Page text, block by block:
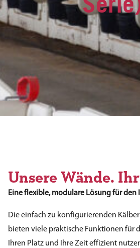
Unsere Wände.
Eine flexible, modulare Lösung für den
Die einfach zu konfigurierenden
bieten viele praktische Funktionen für
Ihren Platz und Ihre Zeit effizient